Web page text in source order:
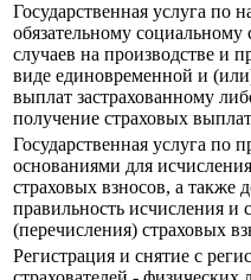
Государственная услуга по
обязательному
случаев на производстве и
виде единовременной и
выплат застрахованному
получение страховых
Государственная услуга по
основаниями для
страховых взносов, а
правильность исчисления и
(перечисления) страховых
Регистрация и снятие с